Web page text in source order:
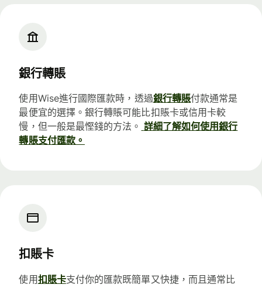
銀行轉賬
使用Wise進行國際匯款時，透過銀行轉賬付款通常是
最便宜的選擇。銀行轉賬可能比扣賬卡或信用卡較
慢，但一般是最慳錢的方法。 詳細了解如何使用銀行
轉賬支付匯款。
扣賬卡
使用扣賬卡支付你的匯款既簡單又快捷，而且通常比